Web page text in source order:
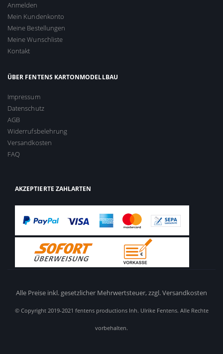
Anmelden
Mein Kundenkonto
Meine Bestellungen
Meine Wunschliste
Kontakt
ÜBER FENTENS KARTONMODELLBAU
Impressum
Datenschutz
AGB
Widerrufsbelehrung
Versandkosten
FAQ
AKZEPTIERTE ZAHLARTEN
Alle Preise inkl. gesetzlicher Mehrwertsteuer,zzgl. Versandkosten
© Copyright 2019-2021 fentens productions Inh. Ulrike Fentens. Alle Rechte
vorbehalten.